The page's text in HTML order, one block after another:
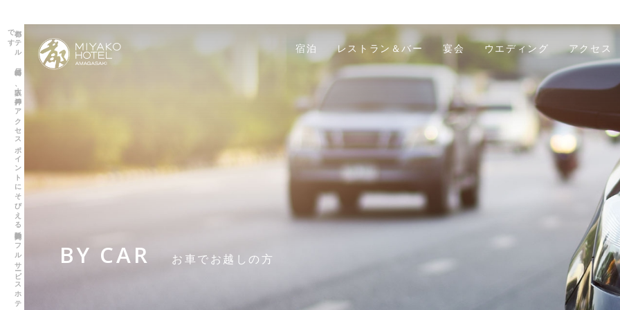
都ホ
テ
ル
尼崎は
、
大阪、
神戸の
ア
ク
セ
ス
ポ
イ
ン
ト
に
そ
び
え
る
阪神間の
フ
ル
サ
ービ
ス
ホ
テ
ル
で
す 宿泊 レストラン＆バー 宴会 ウエディング アクセス
BY CAR お車でお越しの方